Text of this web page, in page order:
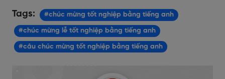
Tags: #chúc mừng tốt nghiệp bằng tiếng anh
#chúc mừng lễ tốt nghiệp bằng tiếng anh
#câu chúc mừng tốt nghiệp bằng tiếng anh